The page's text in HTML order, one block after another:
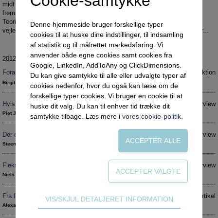
Netværk
Intelligens
Uddannelser under corona
Vejledningsindsatsen under corona
Professioner under pres
Frafald
Veje til virkeligheden
Social mobilitet
Praksischok
Borgeren i centrum
Abonnement
Tilmelding og prøveperiode
Abonnementspriser
Kontakt
Vilkår og betingelser
midt imellem, går vi i denne artikelserie blandt andet ombord i nye og
fremstormende teorier – eller er det metoder? - som forandringsteori og
Teori U. Find ud af, hvad serien går ud på, hvorfor det vedkommer
vejledere, og hvem der vil være med til at diskutere forandring nedenfor...
2012 nr. 2
Forandring
Birgit Heie
Introduktion
Hvis din hest er død, så stå af
Piet Juul Birch
Interview
Der er ikke job til alle!
Steen Hildebrandt
Interview
Fleksuddannelsen er den tredje vej
Niels Glahn
Interview
Fra forandringsparathed til forandringsglæde
Alexander Kjerulf
Artikel
Denne hjemmeside bruger forskellige typer
cookies til at huske dine indstillinger, til indsamling
af statistik og til målrettet markedsføring. Vi
anvender både egne cookies samt cookies fra
Google, LinkedIn, AddToAny og ClickDimensions.
Du kan give samtykke til alle eller udvalgte typer af
cookies nedenfor, hvor du også kan læse om de
forskellige typer cookies. Vi bruger en cookie til at
huske dit valg. Du kan til enhver tid trække dit
samtykke tilbage. Læs mere i vores cookie-politik
Teknisk
Tekniske cookies er nødvendige for hjemmesidens
VIS/SKJUL DETALJERET INFORMATION